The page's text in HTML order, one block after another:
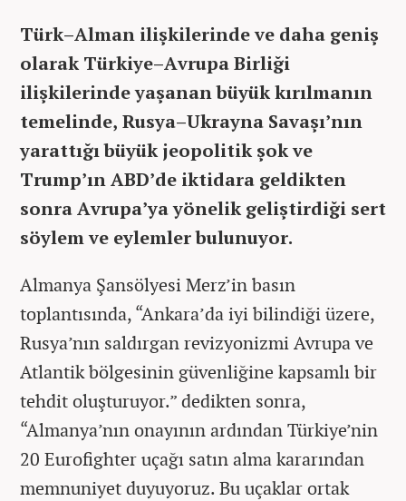
Türk–Alman ilişkilerinde ve daha geniş
olarak Türkiye–Avrupa Birliği
ilişkilerinde yaşanan büyük kırılmanın
temelinde, Rusya–Ukrayna Savaşı’nın
yarattığı büyük jeopolitik şok ve
Trump’ın ABD’de iktidara geldikten
sonra Avrupa’ya yönelik geliştirdiği sert
söylem ve eylemler bulunuyor.
Almanya Şansölyesi Merz’in basın
toplantısında, “Ankara’da iyi bilindiği üzere,
Rusya’nın saldırgan revizyonizmi Avrupa ve
Atlantik bölgesinin güvenliğine kapsamlı bir
tehdit oluşturuyor.” dedikten sonra,
“Almanya’nın onayının ardından Türkiye’nin
20 Eurofighter uçağı satın alma kararından
memnuniyet duyuyoruz. Bu uçaklar ortak